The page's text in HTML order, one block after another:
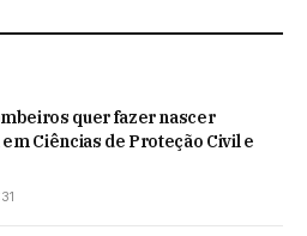
quer fazer nascer
Ciências de Proteção Civil e